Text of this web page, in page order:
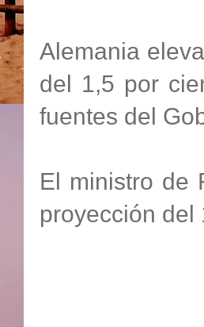
Alemania
del 1,5 por
fuentes del
El ministro de
proyección del